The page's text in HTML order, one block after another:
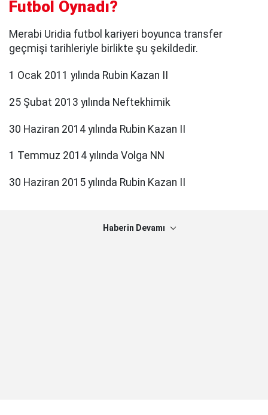
Futbol Oynadı?
Merabi Uridia futbol kariyeri boyunca transfer
geçmişi tarihleriyle birlikte şu şekildedir.
1 Ocak 2011 yılında Rubin Kazan II
25 Şubat 2013 yılında Neftekhimik
30 Haziran 2014 yılında Rubin Kazan II
1 Temmuz 2014 yılında Volga NN
30 Haziran 2015 yılında Rubin Kazan II
Haberin Devamı